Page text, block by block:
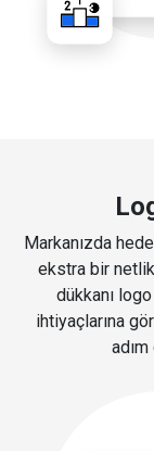
Markanızda
ekstra bir
dükkanı
ihtiyaçlarına